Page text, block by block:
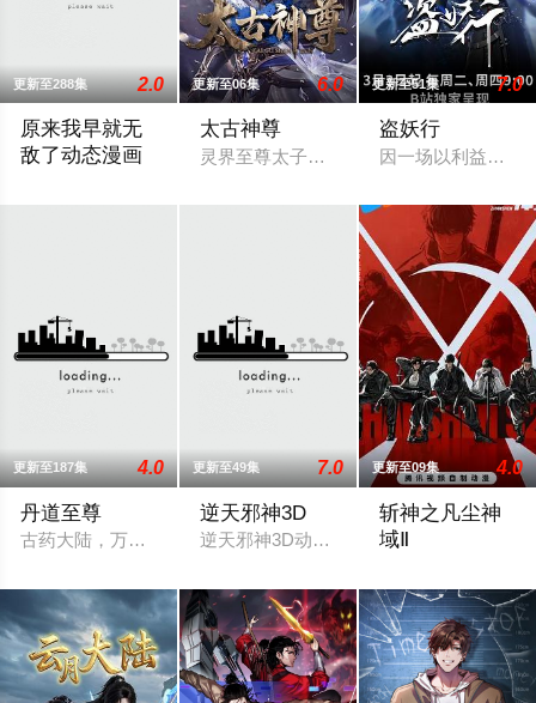
更新至288集 2.0
原来我早就无
敌了动态漫画
更新至06集 6.0
太古神尊
灵界至尊太子惨遭算计身死，重生跌落凡
更新至51集 7.0
盗妖行
因一场以利益交换
更新至187集 4.0
丹道至尊
古药大陆，万族林立，丹师为尊；双生武脉，再现世间！醉卧美
更新至49集 7.0
逆天邪神3D
逆天邪神3D动画先导预告上线！掌天毒
更新至09集 4.0
斩神之凡尘神
域Ⅱ